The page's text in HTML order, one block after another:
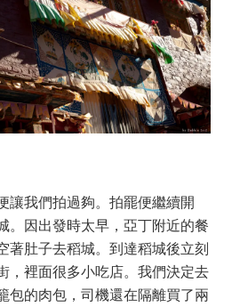
讓我們拍過夠。拍罷便繼續開
。因出發時太早，亞丁附近的餐
著肚子去稻城。到達稻城後立刻
，裡面很多小吃店。我們決定去
包的肉包，司機還在隔離買了兩